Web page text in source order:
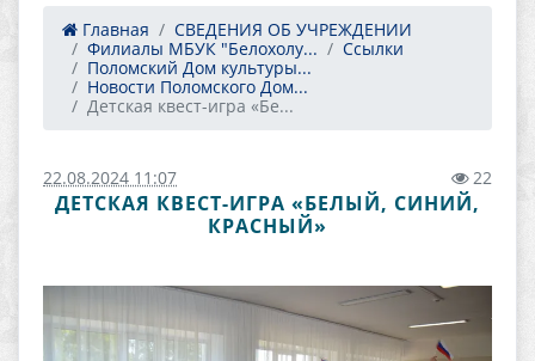
Главная
СВЕДЕНИЯ ОБ УЧРЕЖДЕНИИ
Филиалы МБУК "Белохолу...
Ссылки
Поломский Дом культуры...
Новости Поломского Дом...
Детская квест-игра «Бе...
22.08.2024 11:07 22
ДЕТСКАЯ КВЕСТ-ИГРА «БЕЛЫЙ, СИНИЙ,
КРАСНЫЙ»